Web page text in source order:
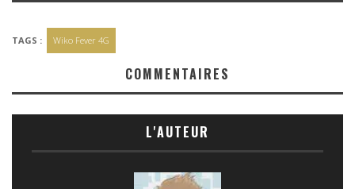
TAGS : Wiko Fever 4G
COMMENTAIRES
L'AUTEUR